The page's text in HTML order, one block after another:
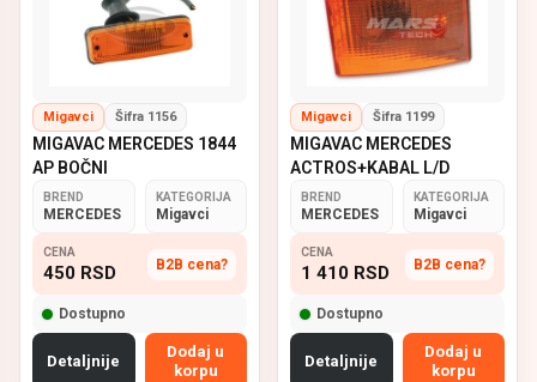
Migavci Šifra 1156
MIGAVAC MERCEDES 1844
AP BOČNI
BREND
MERCEDES
KATEGORIJA
Migavci
CENA
450 RSD B2B cena?
Dostupno
Detaljnije
Dodaj u
korpu
Migavci Šifra 1199
MIGAVAC MERCEDES
ACTROS+KABAL L/D
BREND
MERCEDES
KATEGORIJA
Migavci
CENA
1 410 RSD B2B cena?
Dostupno
Detaljnije
Dodaj u
korpu